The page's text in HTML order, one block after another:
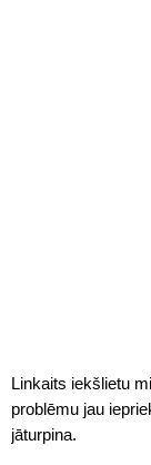
Linkaits iekšlietu
problēmu jau
jāturpina.